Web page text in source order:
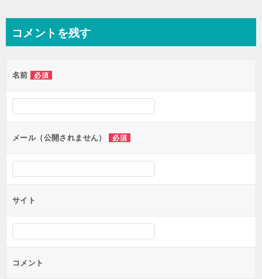
ビ
ー
シ
ョ
ン
コメントを残す
名前 必須
メール（公開されません） 必須
サイト
コメント